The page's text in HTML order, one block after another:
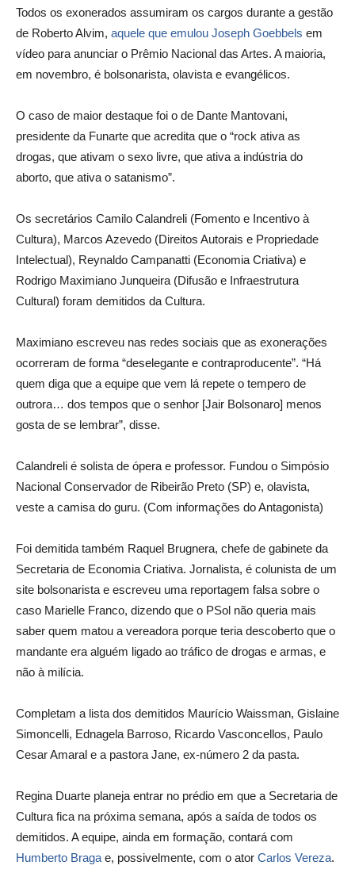
Todos os exonerados assumiram os cargos durante a gestão
de Roberto Alvim, aquele que emulou Joseph Goebbels em
vídeo para anunciar o Prêmio Nacional das Artes. A maioria,
em novembro, é bolsonarista, olavista e evangélicos.
O caso de maior destaque foi o de Dante Mantovani,
presidente da Funarte que acredita que o “rock ativa as
drogas, que ativam o sexo livre, que ativa a indústria do
aborto, que ativa o satanismo”.
Os secretários Camilo Calandreli (Fomento e Incentivo à
Cultura), Marcos Azevedo (Direitos Autorais e Propriedade
Intelectual), Reynaldo Campanatti (Economia Criativa) e
Rodrigo Maximiano Junqueira (Difusão e Infraestrutura
Cultural) foram demitidos da Cultura.
Maximiano escreveu nas redes sociais que as exonerações
ocorreram de forma “deselegante e contraproducente”. “Há
quem diga que a equipe que vem lá repete o tempero de
outrora… dos tempos que o senhor [Jair Bolsonaro] menos
gosta de se lembrar”, disse.
Calandreli é solista de ópera e professor. Fundou o Simpósio
Nacional Conservador de Ribeirão Preto (SP) e, olavista,
veste a camisa do guru. (Com informações do Antagonista)
Foi demitida também Raquel Brugnera, chefe de gabinete da
Secretaria de Economia Criativa. Jornalista, é colunista de um
site bolsonarista e escreveu uma reportagem falsa sobre o
caso Marielle Franco, dizendo que o PSol não queria mais
saber quem matou a vereadora porque teria descoberto que o
mandante era alguém ligado ao tráfico de drogas e armas, e
não à milícia.
Completam a lista dos demitidos Maurício Waissman, Gislaine
Simoncelli, Ednagela Barroso, Ricardo Vasconcellos, Paulo
Cesar Amaral e a pastora Jane, ex-número 2 da pasta.
Regina Duarte planeja entrar no prédio em que a Secretaria de
Cultura fica na próxima semana, após a saída de todos os
demitidos. A equipe, ainda em formação, contará com
Humberto Braga e, possivelmente, com o ator Carlos Vereza.